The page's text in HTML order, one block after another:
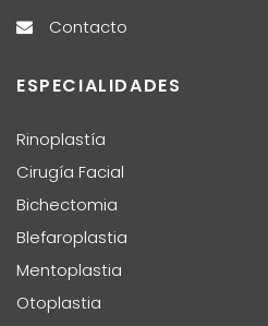
Contacto
ESPECIALIDADES
Rinoplastía
Cirugía Facial
Bichectomia
Blefaroplastia
Mentoplastia
Otoplastia